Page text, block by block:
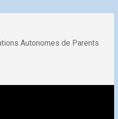
Autonomes de Parents